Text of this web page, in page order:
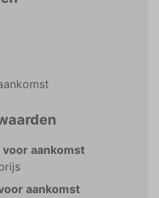
voor aankomst
aankomst